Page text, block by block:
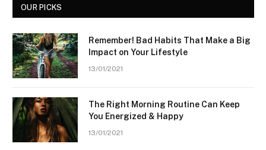
OUR PICKS
Remember! Bad Habits That Make a Big
Impact on Your Lifestyle
13/01/2021
The Right Morning Routine Can Keep
You Energized & Happy
13/01/2021